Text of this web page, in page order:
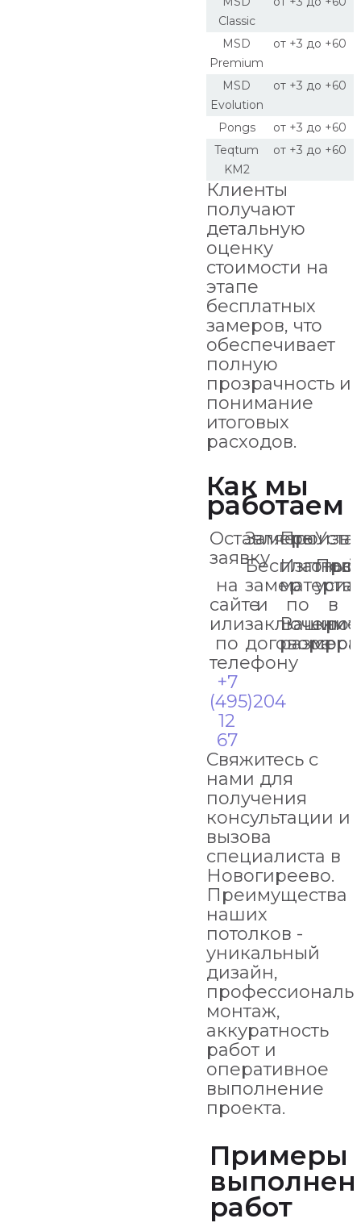
Classic
MSD
Premium
от +3 до +60
MSD
Evolution
от +3 до +60
Pongs
от +3 до +60
Teqtum
KM2
от +3 до +60
Клиенты
получают
детальную
оценку
стоимости на
этапе
бесплатных
замеров, что
обеспечивает
полную
прозрачность и
понимание
итоговых
расходов.
Как мы
работаем
Оставляете
заявку
на
сайте
или
по
телефону
+7
(495)204
12
67
Замеры
Бесплатный
замер
и
заключение
договора
по
Вашим
в
Свяжитесь с
нами для
получения
консультации и
вызова
специалиста в
Новогиреево.
Преимущества
наших
потолков -
уникальный
дизайн,
монтаж,
аккуратность
работ и
оперативное
выполнение
проекта.
Примеры
работ